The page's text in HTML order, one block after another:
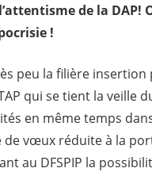
de la DAP!
!
peu la filière
qui se tient la veille
en même temps
vœux réduite à la
au DFSPIP la